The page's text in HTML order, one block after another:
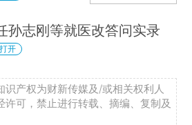
孙志刚等就医改答问实录
开
识产权为财新传媒及/或相关权利人
许可，禁止进行转载、摘编、复制及